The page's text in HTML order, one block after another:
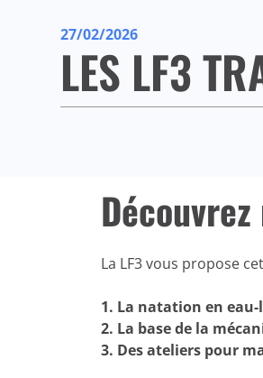
27/02/2026
LES LF3
La LF3 vous propose
1. La natation en
2. La base de la
3. Des ateliers pour